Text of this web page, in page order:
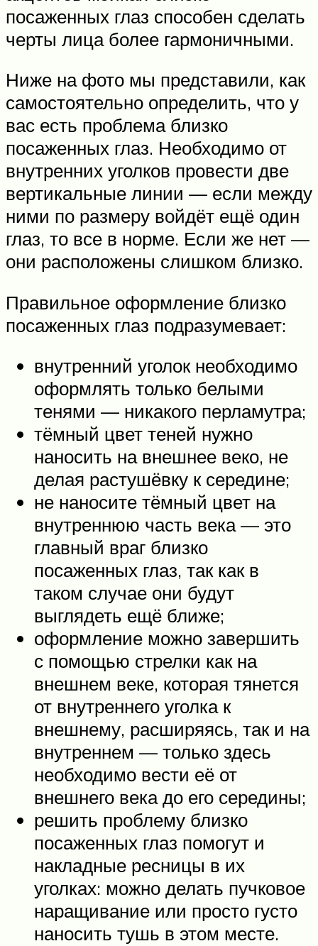
посаженных глаз способен сделать
черты лица более гармоничными.
Ниже на фото мы представили, как
самостоятельно определить, что у
вас есть проблема близко
посаженных глаз. Необходимо от
внутренних уголков провести две
вертикальные линии — если между
ними по размеру войдёт ещё один
глаз, то все в норме. Если же нет —
они расположены слишком близко.
Правильное оформление близко
посаженных глаз подразумевает:
внутренний уголок необходимо
оформлять только белыми
тенями — никакого перламутра;
тёмный цвет теней нужно
наносить на внешнее веко, не
делая растушёвку к середине;
не наносите тёмный цвет на
внутреннюю часть века — это
главный враг близко
посаженных глаз, так как в
таком случае они будут
выглядеть ещё ближе;
оформление можно завершить
с помощью стрелки как на
внешнем веке, которая тянется
от внутреннего уголка к
внешнему, расширяясь, так и на
внутреннем — только здесь
необходимо вести её от
внешнего века до его середины;
решить проблему близко
посаженных глаз помогут и
накладные ресницы в их
уголках: можно делать пучковое
наращивание или просто густо
наносить тушь в этом месте.